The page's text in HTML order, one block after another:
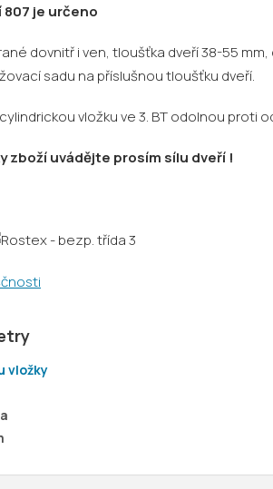
je určeno
dovnitř i ven, tloušťka dveří 38-55 mm,
sadu na příslušnou tloušťku dveří.
vložku ve 3. BT odolnou proti
zboží uvádějte prosím sílu dveří !
vložky